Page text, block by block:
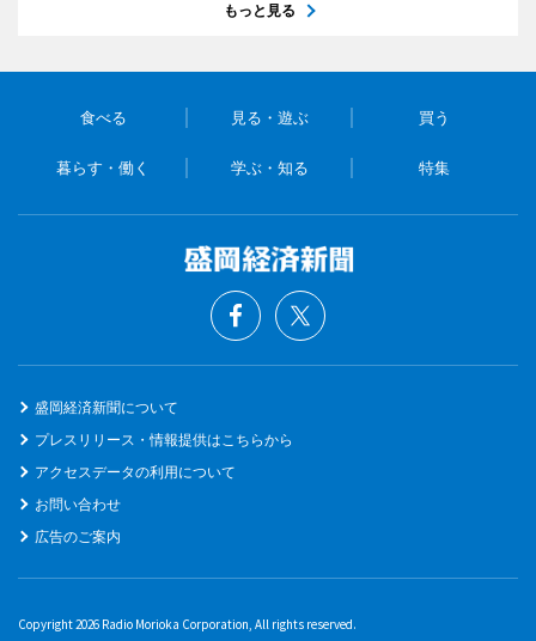
もっと見る
食べる 見る・遊ぶ 買う
暮らす・働く 学ぶ・知る 特集
盛岡経済新聞について
プレスリリース・情報提供はこちらから
アクセスデータの利用について
お問い合わせ
広告のご案内
Copyright 2026 Radio Morioka Corporation, All rights reserved.